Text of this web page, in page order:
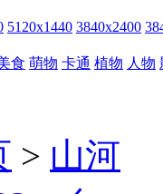
5120x1440 3840x2400
食 萌物 卡通 植物 人物
> 山河